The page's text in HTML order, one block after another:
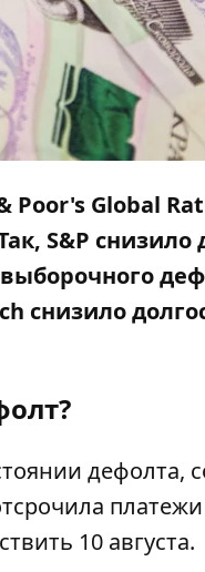
Global
S&P снизило
снизило
дефолта,
10 августа.